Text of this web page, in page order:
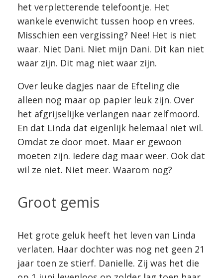
het verpletterende telefoontje. Het
wankele evenwicht tussen hoop en vrees.
Misschien een vergissing? Nee! Het is niet
waar. Niet Dani. Niet mijn Dani. Dit kan niet
waar zijn. Dit mag niet waar zijn.
Over leuke dagjes naar de Efteling die
alleen nog maar op papier leuk zijn. Over
het afgrijselijke verlangen naar zelfmoord.
En dat Linda dat eigenlijk helemaal niet wil.
Omdat ze door moet. Maar er gewoon
moeten zijn. Iedere dag maar weer. Ook dat
wil ze niet. Niet meer. Waarom nog?
Groot gemis
Het grote geluk heeft het leven van Linda
verlaten. Haar dochter was nog net geen 21
jaar toen ze stierf. Danielle. Zij was het die